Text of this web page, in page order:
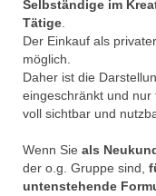
Selbständige im
Tätige.
Der Einkauf als
möglich.
Daher ist die
eingeschränkt und
voll sichtbar und
Wenn Sie als
der o.g. Gruppe sind,
untenstehende